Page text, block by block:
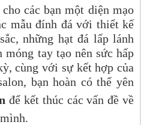
các bạn một diện mạo
mẫu đính đá với thiết kế
những hạt đá lấp lánh
tay tạo nên sức hấp
cùng với sự kết hợp của
bạn hoàn có thể yên
để kết thúc các vấn đề về